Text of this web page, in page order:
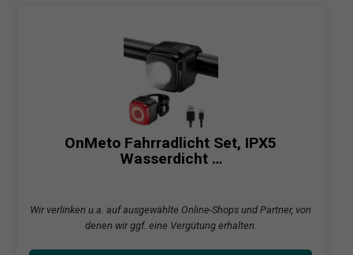
OnMeto Fahrradlicht Set, IPX5
Wasserdicht …
Wir verlinken u.a. auf ausgewählte Online-Shops und Partner, von
denen wir ggf. eine Vergütung erhalten.